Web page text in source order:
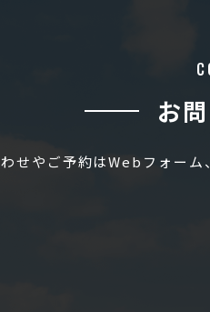
お
せやご予約はWebフォーム